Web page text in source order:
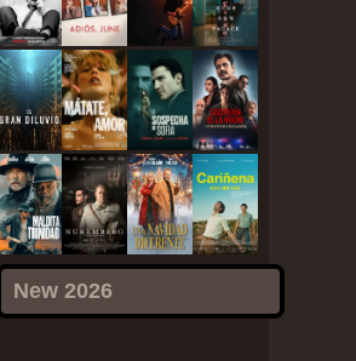
New 2026